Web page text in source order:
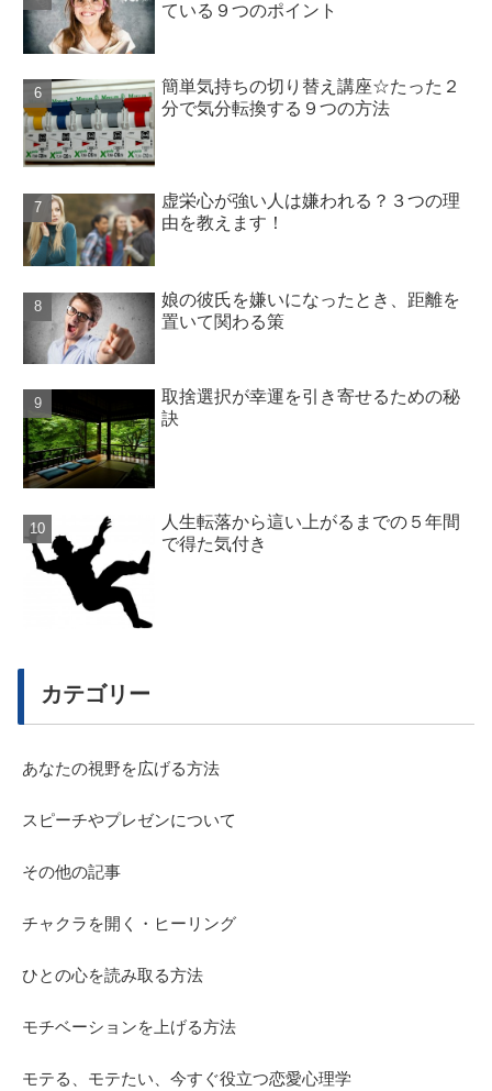
ている９つのポイント
簡単気持ちの切り替え講座☆たった２
分で気分転換する９つの方法
虚栄心が強い人は嫌われる？３つの理
由を教えます！
娘の彼氏を嫌いになったとき、距離を
置いて関わる策
取捨選択が幸運を引き寄せるための秘
訣
人生転落から這い上がるまでの５年間
で得た気付き
カテゴリー
あなたの視野を広げる方法
スピーチやプレゼンについて
その他の記事
チャクラを開く・ヒーリング
ひとの心を読み取る方法
モチベーションを上げる方法
モテる、モテたい、今すぐ役立つ恋愛心理学